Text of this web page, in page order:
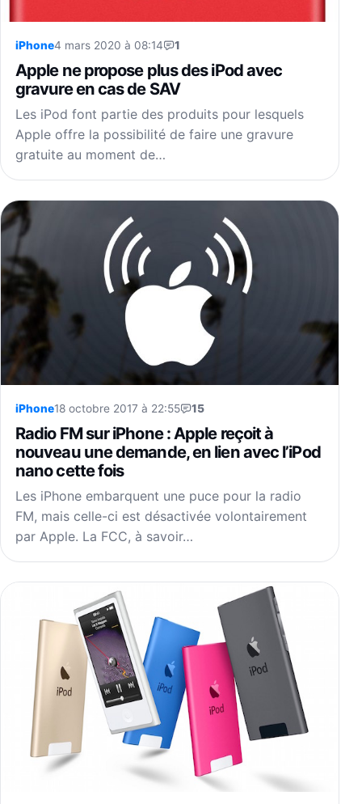
iPhone4 mars 2020 à 08:14 1
Apple ne propose plus des iPod avec
gravure en cas de SAV
Les iPod font partie des produits pour lesquels
Apple offre la possibilité de faire une gravure
gratuite au moment de…
iPhone18 octobre 2017 à 22:55 15
Radio FM sur iPhone : Apple reçoit à
nouveau une demande, en lien avec l’iPod
nano cette fois
Les iPhone embarquent une puce pour la radio
FM, mais celle-ci est désactivée volontairement
par Apple. La FCC, à savoir…